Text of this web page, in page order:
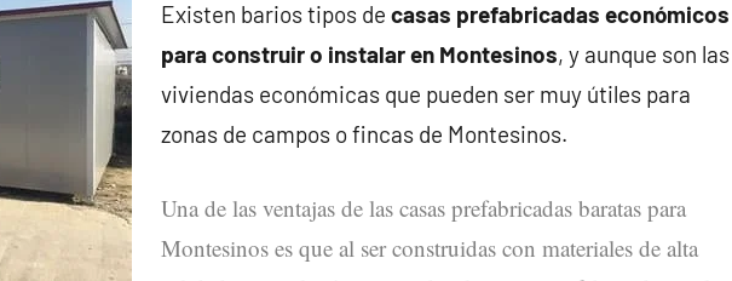
Existen barios tipos de casas prefabricadas económicos
para construir o instalar en Montesinos, y aunque son las
viviendas económicas que pueden ser muy útiles para
zonas de campos o fincas de Montesinos.
Una de las ventajas de las casas prefabricadas baratas para
Montesinos es que al ser construidas con materiales de alta